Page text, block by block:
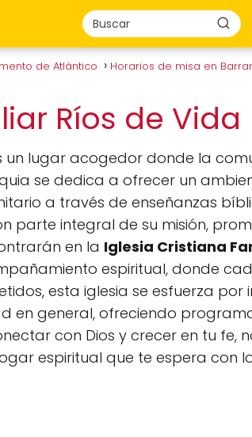
de Atlántico Horarios de misa en
Ríos de Vida
un lugar acogedor donde la
se dedica a ofrecer un
a través de enseñanzas
parte integral de su misión,
en la Iglesia Cristiana
espiritual, donde
esta iglesia se esfuerza
en general, ofreciendo
con Dios y crecer en tu fe,
espiritual que te espera con